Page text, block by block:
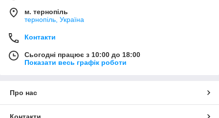
м. тернопіль
тернопіль, Україна
Контакти
Сьогодні працює з 10:00 до 18:00
Показати весь графік роботи
Про нас